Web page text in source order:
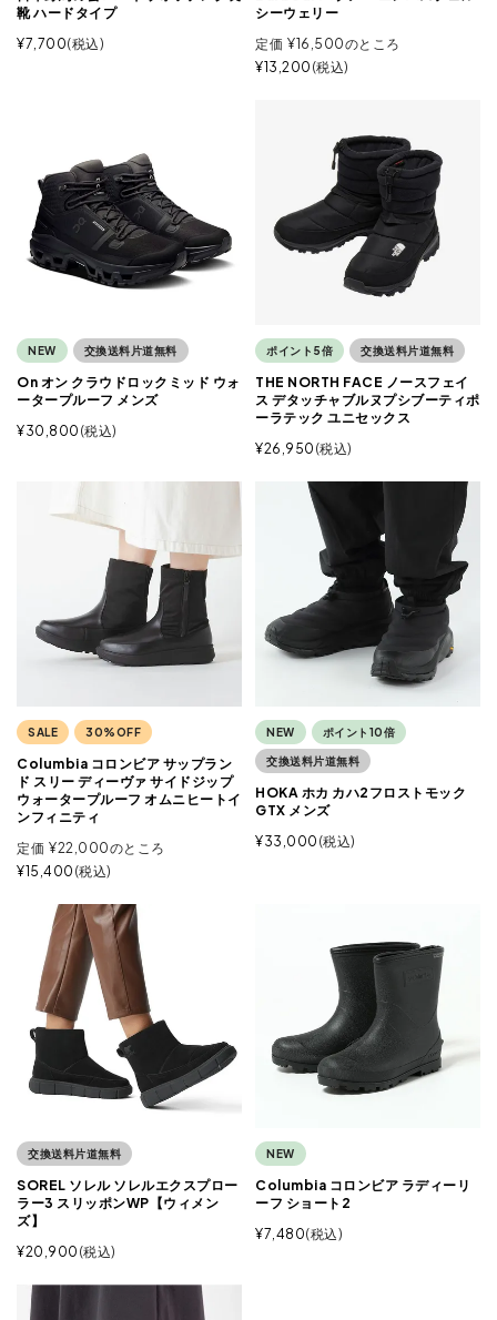
靴 ハードタイプ
¥7,700 税込
シーウェリー
定価 ¥16,500のところ
¥13,200 税込
NEW 交換送料片道無料
On オン クラウドロックミッド ウォ
ータープルーフ メンズ
¥30,800 税込
ポイント5倍 交換送料片道無料
THE NORTH FACE ノースフェイ
ス デタッチャブルヌプシブーティポ
ーラテック ユニセックス
¥26,950 税込
SALE 30%OFF
Columbia コロンビア サップラン
ド スリー ディーヴァ サイドジップ
ウォータープルーフ オムニヒートイ
ンフィニティ
定価 ¥22,000のところ
¥15,400 税込
NEW ポイント10倍
交換送料片道無料
HOKA ホカ カハ2フロストモック
GTX メンズ
¥33,000 税込
交換送料片道無料
SOREL ソレル ソレルエクスプロー
ラー3 スリッポンWP【ウィメン
ズ】
¥20,900 税込
NEW
Columbia コロンビア ラディーリ
ーフ ショート2
¥7,480 税込